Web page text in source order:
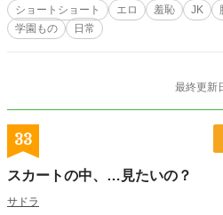
ショートショート エロ 羞恥 JK
学園もの
日常
最終更新
33
スカートの中、…見たいの？
サドラ